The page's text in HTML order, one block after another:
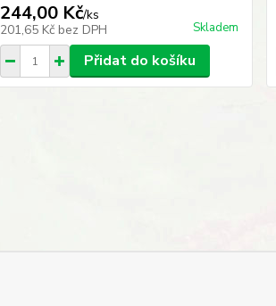
244,00 Kč/ks
201,65 Kč bez DPH Skladem
Přidat do košíku